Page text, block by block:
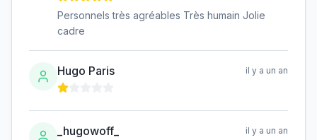
Personnels très agréables Très humain Jolie
cadre
Hugo Paris il y a un an
_hugowoff_ il y a un an